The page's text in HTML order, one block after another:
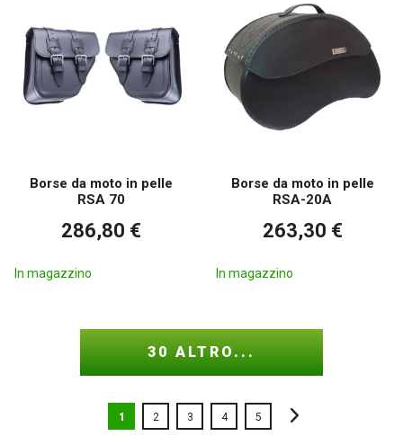
Borse da moto in pelle
RSA 70
286,80 €
In magazzino
Borse da moto in pelle
RSA-20A
263,30 €
In magazzino
30 ALTRO...
1 2 3 4 5